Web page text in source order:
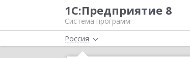
1С:Предприятие 8
Система программ
Россия